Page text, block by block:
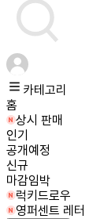
카테고리
홈
상시 판매
인기
공개예정
신규
마감임박
럭키드로우
영퍼센트 레터